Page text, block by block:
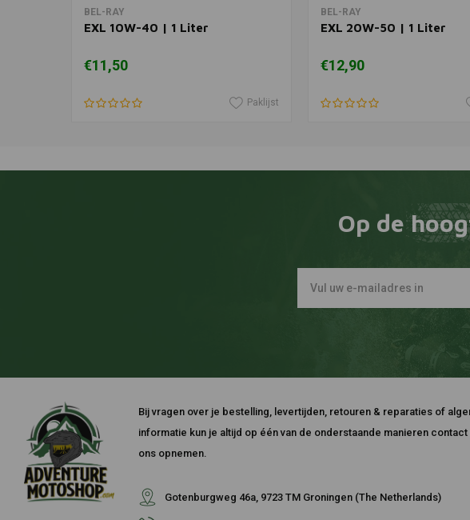
BEL-RAY
EXL 10W-40 | 1 Liter
€11,50
Paklijst
BEL-RAY
EXL 20W-50 | 1 Liter
€12,90
Op de
Bij vragen over je bestelling, levertijden, retouren & reparaties of
informatie kun je altijd op één van de onderstaande manieren contact
ons opnemen.
Gotenburgweg 46a, 9723 TM Groningen (The Netherlands)